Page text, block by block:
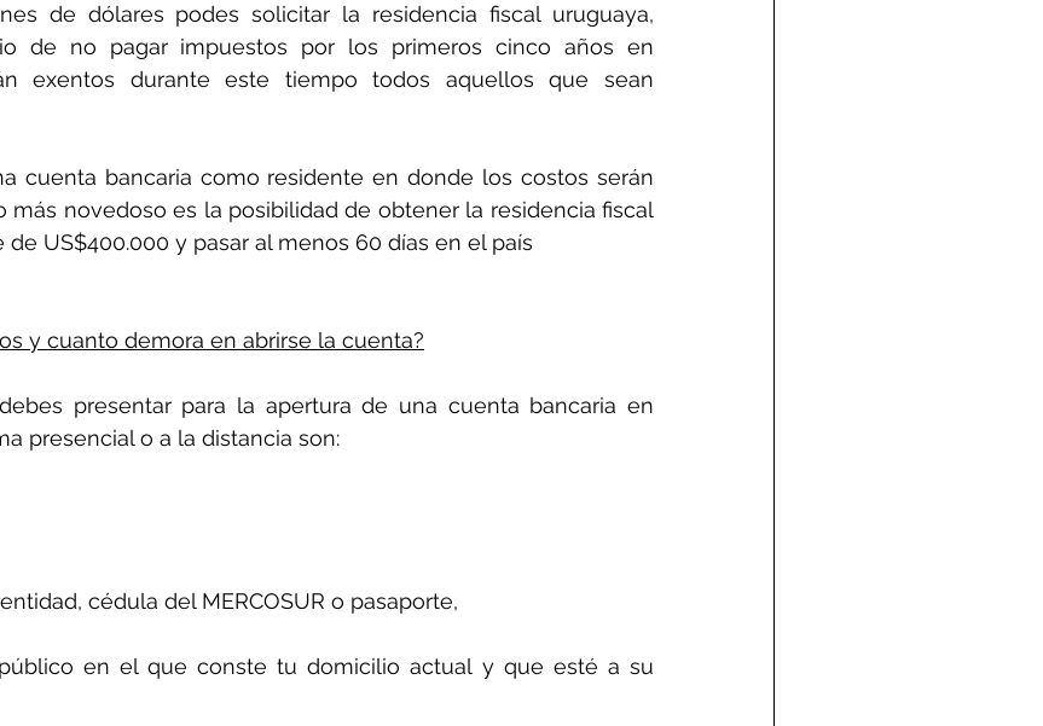
de dólares podes solicitar la residencia fiscal uruguaya,
de no pagar impuestos por los primeros cinco años en
exentos durante este tiempo todos aquellos que sean
cuenta bancaria como residente en donde los costos serán
más novedoso es la posibilidad de obtener la residencia fiscal
US$400.000 y pasar al menos 60 días en el país
y cuanto demora en abrirse la cuenta?
presentar para la apertura de una cuenta bancaria en
presencial o a la distancia son:
cédula del MERCOSUR o pasaporte,
en el que conste tu domicilio actual y que esté a su